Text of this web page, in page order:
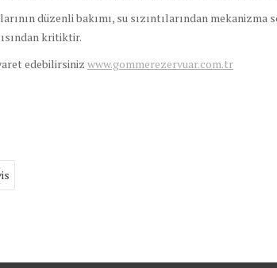
düzenli bakımı, su sızıntılarından
kritiktir.
edebilirsiniz www.gommerezervuar.com.tr